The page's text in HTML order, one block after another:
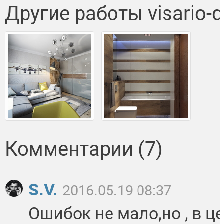
Другие работы visario-
Комментарии (7)
S.V. 2016.05.19 08:37
Ошибок не мало,но , в